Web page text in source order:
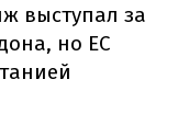
выступал за
но ЕС